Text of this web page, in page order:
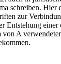
schreiben.
zur
Entstehung
von A